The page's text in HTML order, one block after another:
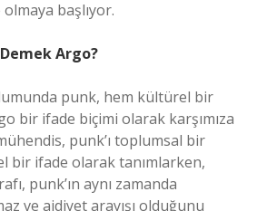
başlıyor.
Argo?
punk, hem kültürel bir
bir ifade biçimi olarak karşımıza
punk’ı toplumsal bir
bir ifade olarak tanımlarken,
punk’ın aynı zamanda
ve aidiyet arayışı olduğunu